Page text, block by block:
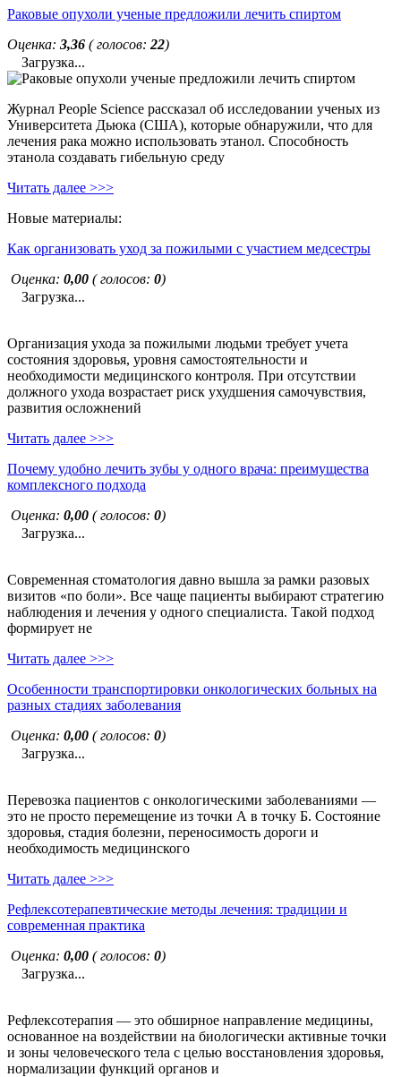
Раковые опухоли ученые предложили лечить спиртом
Оценка: 3,36 ( голосов: 22)
Загрузка...
Журнал People Science рассказал об исследовании ученых из
Университета Дьюка (США), которые обнаружили, что для
лечения рака можно использовать этанол. Способность
этанола создавать гибельную среду
Читать далее >>>
Новые материалы:
Как организовать уход за пожилыми с участием медсестры
Оценка: 0,00 ( голосов: 0)
Загрузка...
Организация ухода за пожилыми людьми требует учета
состояния здоровья, уровня самостоятельности и
необходимости медицинского контроля. При отсутствии
должного ухода возрастает риск ухудшения самочувствия,
развития осложнений
Читать далее >>>
Почему удобно лечить зубы у одного врача: преимущества
комплексного подхода
Оценка: 0,00 ( голосов: 0)
Загрузка...
Современная стоматология давно вышла за рамки разовых
визитов «по боли». Все чаще пациенты выбирают стратегию
наблюдения и лечения у одного специалиста. Такой подход
формирует не
Читать далее >>>
Особенности транспортировки онкологических больных на
разных стадиях заболевания
Оценка: 0,00 ( голосов: 0)
Загрузка...
Перевозка пациентов с онкологическими заболеваниями —
это не просто перемещение из точки А в точку Б. Состояние
здоровья, стадия болезни, переносимость дороги и
необходимость медицинского
Читать далее >>>
Рефлексотерапевтические методы лечения: традиции и
современная практика
Оценка: 0,00 ( голосов: 0)
Загрузка...
Рефлексотерапия — это обширное направление медицины,
основанное на воздействии на биологически активные точки
и зоны человеческого тела с целью восстановления здоровья,
нормализации функций органов и